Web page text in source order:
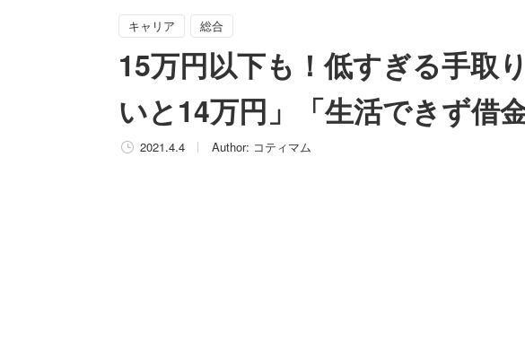
キャリア 総合
15万円以下も！低すぎる手取
いと14万円」「生活できず借
2021.4.4 Author: コティマム